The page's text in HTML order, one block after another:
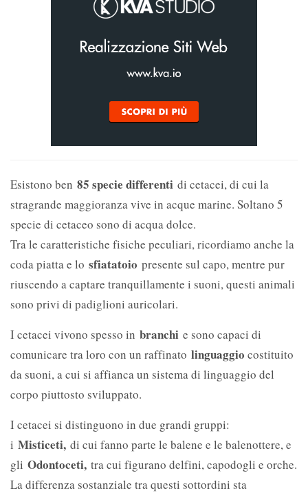
Esistono ben 85 specie differenti di cetacei, di cui la
stragrande maggioranza vive in acque marine. Soltano 5
specie di cetaceo sono di acqua dolce.
Tra le caratteristiche fisiche peculiari, ricordiamo anche la
coda piatta e lo sfiatatoio presente sul capo, mentre pur
riuscendo a captare tranquillamente i suoni, questi animali
sono privi di padiglioni auricolari.
I cetacei vivono spesso in branchi e sono capaci di
comunicare tra loro con un raffinato linguaggio costituito
da suoni, a cui si affianca un sistema di linguaggio del
corpo piuttosto sviluppato.
I cetacei si distinguono in due grandi gruppi:
i Misticeti, di cui fanno parte le balene e le balenottere, e
gli Odontoceti, tra cui figurano delfini, capodogli e orche.
La differenza sostanziale tra questi sottordini sta